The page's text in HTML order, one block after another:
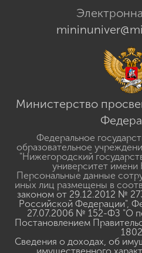
Министерство
Федеральное
образовательное
"Нижегородский
университет
Персональные данные
иных лиц размещены в
законом от 29.12.2012 №
Российской Федерации",
27.07.2006 № 152-ФЗ "О
Постановлением
1802
Сведения о доходах, об